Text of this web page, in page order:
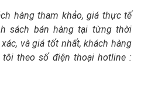
hàng tham khảo, giá thực tế
sách bán hàng tại từng thời
và giá tốt nhất, khách hàng
theo số điện thoại hotline :